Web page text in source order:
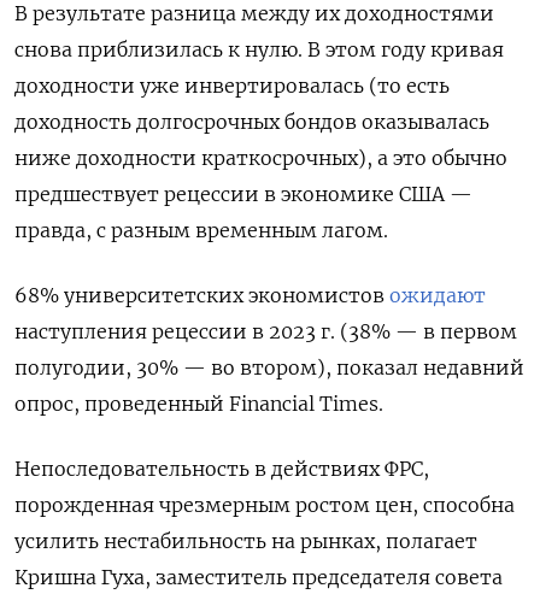
В результате разница между их доходностями
снова приблизилась к нулю. В этом году кривая
доходности уже инвертировалась (то есть
доходность долгосрочных бондов оказывалась
ниже доходности краткосрочных), а это обычно
предшествует рецессии в экономике США —
правда, с разным временным лагом.
68% университетских экономистов ожидают
наступления рецессии в 2023 г. (38% — в первом
полугодии, 30% — во втором), показал недавний
опрос, проведенный Financial Times.
Непоследовательность в действиях ФРС,
порожденная чрезмерным ростом цен, способна
усилить нестабильность на рынках, полагает
Кришна Гуха, заместитель председателя совета